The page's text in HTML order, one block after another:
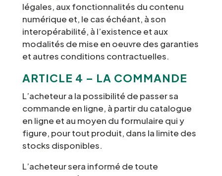
légales, aux fonctionnalités du contenu
numérique et, le cas échéant, à son
interopérabilité, à l’existence et aux
modalités de mise en oeuvre des garanties
et autres conditions contractuelles.
ARTICLE 4 – LA COMMANDE
L’acheteur a la possibilité de passer sa
commande en ligne, à partir du catalogue
en ligne et au moyen du formulaire qui y
figure, pour tout produit, dans la limite des
stocks disponibles.
L’acheteur sera informé de toute